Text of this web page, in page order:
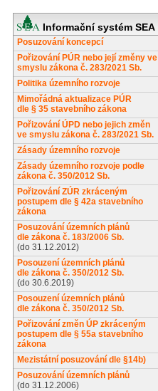
Informační systém SEA
Posuzování koncepcí
Pořizování PÚR nebo její změny ve
smyslu zákona č. 283/2021 Sb.
Politika územního rozvoje
Mimořádná aktualizace PÚR
dle § 35 stavebního zákona
Pořizování ÚPD nebo jejich změn
ve smyslu zákona č. 283/2021 Sb.
Zásady územního rozvoje
Zásady územního rozvoje podle
zákona č. 350/2012 Sb.
Pořizování ZÚR zkráceným
postupem dle § 42a stavebního
zákona
Posuzování územních plánů
dle zákona č. 183/2006 Sb.
(do 31.12.2012)
Posouzení územních plánů
dle zákona č. 350/2012 Sb.
(do 30.6.2019)
Posouzení územních plánů
dle zákona č. 350/2012 Sb.
Pořizování změn ÚP zkráceným
postupem dle § 55a stavebního
zákona
Mezistátní posuzování dle §14b)
Posuzování územních plánů
(do 31.12.2006)